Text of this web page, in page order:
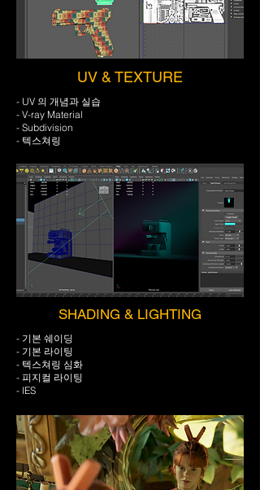
UV & TEXTURE
- UV 의 개념과 실습
- V-ray Material
- Subdivision
- 텍스쳐링
SHADING & LIGHTING
- 기본 쉐이딩
- 기본 라이팅
- 텍스쳐링 심화
- 피지컬 라이팅
- IES